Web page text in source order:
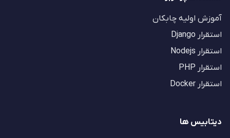
آموزش اولیه چابکان
استقرار Django
استقرار Nodejs
استقرار PHP
استقرار Docker
دیتابیس ها